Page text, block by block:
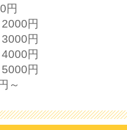
円
円
円
円
円
～